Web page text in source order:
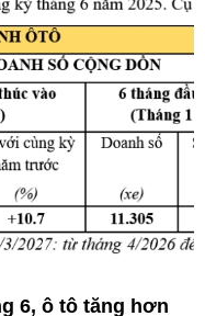
tô trong nước.
6, ô tô tăng hơn